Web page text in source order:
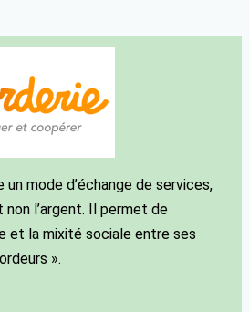
un mode d’échange de services,
l’argent. Il permet de
et la mixité sociale entre ses
».